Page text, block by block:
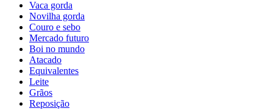
Vaca gorda
Novilha gorda
Couro e sebo
Mercado futuro
Boi no mundo
Atacado
Equivalentes
Leite
Grãos
Reposição